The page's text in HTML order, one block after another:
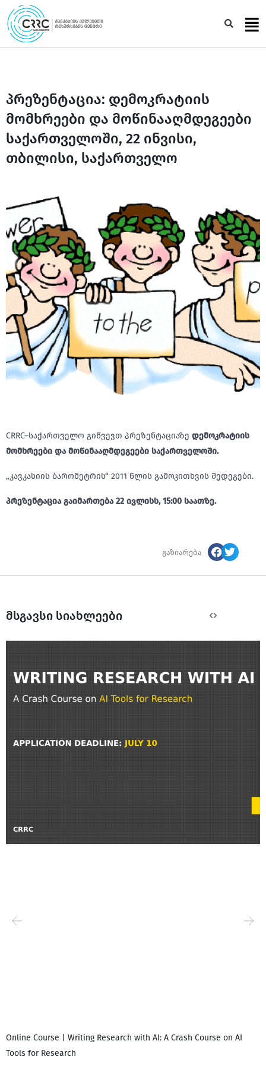
Skip
to
content
პრეზენტაცია: დემოკრატიის
მომხრეები და მოწინააღმდეგეები
საქართველოში, 22 ინვისი,
თბილისი, საქართველო
CRRC–საქართველო გიწვევთ პრეზენტაციაზე დემოკრატიის
მომხრეები და მოწინააღმდეგეები საქართველოში.
„კავკასიის ბარომეტრის“ 2011 წლის გამოკითხვის შედეგები.
პრეზენტაცია გაიმართება 22 ივლისს, 15:00 საათზე.
გაზიარება
მსგავსი სიახლეები
Online Course | Writing Research with AI: A Crash Course on AI
Tools for Research